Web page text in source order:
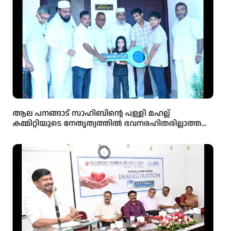
ആല പനങ്ങാട് സാഹിബിൻ്റെ പള്ളി മഹല്ല്
കമ്മിറ്റിയുടെ നേതൃത്വത്തിൽ ഭവനരഹിതരില്ലാത്ത
മത്തെ വീടിൻ്റെ താക്കോൽ ദാനം നടന്നു